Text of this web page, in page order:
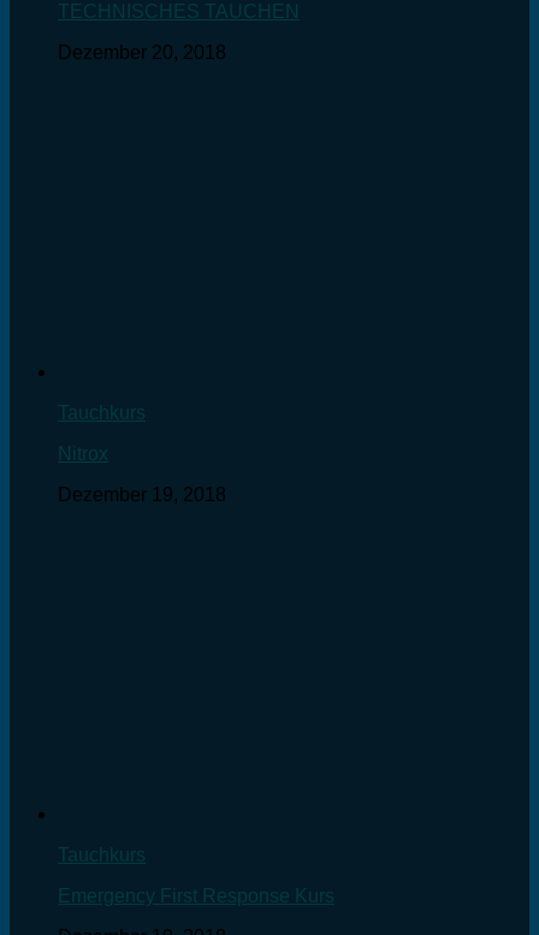
TECHNISCHES TAUCHEN
Dezember 20, 2018
Tauchkurs
Nitrox
Dezember 19, 2018
Tauchkurs
Emergency First Response Kurs